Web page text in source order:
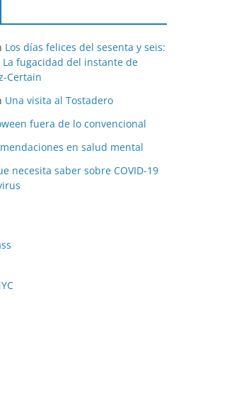
Los días felices del sesenta y seis:
fugacidad del instante de
Certain
Una visita al Tostadero
fuera de lo convencional
en salud mental
necesita saber sobre COVID-19